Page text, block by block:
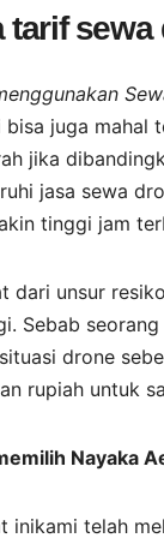
tarif
bisa juga mahal
jika
jasa sewa
tinggi jam
dari unsur
Sebab
drone
rupiah untuk
Nayaka
inikami telah